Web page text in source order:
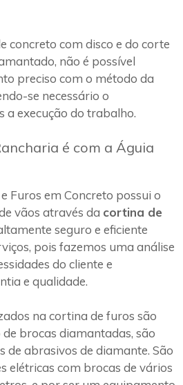
concreto com disco e do corte
não é possível
preciso com o método da
se necessário o
a execução do trabalho.
é com a Águia
Furos em Concreto possui o
vãos através da cortina de
seguro e eficiente
pois fazemos uma análise
do cliente e
e qualidade.
na cortina de furos são
brocas diamantadas, são
de abrasivos de diamante. São
elétricas com brocas de vários